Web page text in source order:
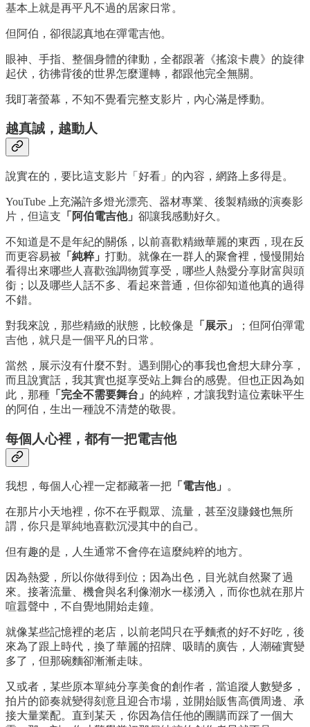
基本上就是再平凡不過的居家日常。
但阿伯，卻很認真地在彈電吉他。
眼神、手指、整個身體的律動，全都跟著《搖滾卡農》的旋律
起伏，彷彿背後的世界怎麼運轉，都跟他完全無關。
我盯著螢幕，不知不覺看完整支影片，內心滿是悸動。
越真誠，越動人
說實在的，要比這支影片「好看」的內容，網路上多得是。
YouTube 上充滿許多燈光漂亮、器材專業、後製精緻的演奏影
片，但這支 「阿伯電吉他」 卻讓我感動好久。
不知道是不是年紀的關係，以前喜歡精緻華麗的東西，現在反
而更容易被 「純粹」 打動。就像在一群人的聚會裡，慢慢開始
看得出來哪些人喜歡強調物質享受，哪些人熱愛分享財富與頭
銜；以及哪些人話不多、看起來普通，但你卻知道他真的過得
不錯。
對我來說，那些精緻的狀態，比較像是 「展示」
；但阿伯彈電
吉他，就只是一個平凡的日常。
當然，展示沒有什麼不對。遇到開心的事我也會想大肆分享，
而且說實話，我其實也挺享受站上舞台的感覺。但也正因為如
此，那種 「完全不需要舞台」 的純粹，才讓我對這位素昧平生
的阿伯，生出一種說不清楚的敬畏。
每個人心裡，都有一把電吉他
我想，每個人心裡一定都藏著一把 「電吉他」 。
在那片小天地裡，你不在乎觀眾、流量，甚至沒賺錢也無所
謂，你只是單純地喜歡沉浸其中的自己。
但有趣的是，人生通常不會停在這麼純粹的地方。
因為熱愛，所以你做得到位；因為出色，目光就自然聚了過
來。接著流量、機會與名利像潮水一樣湧入，而你也就在那片
喧囂聲中，不自覺地開始走鐘。
就像某些記憶裡的老店，以前老闆只在乎麵煮的好不好吃，後
來為了跟上時代，換了華麗的招牌、吸睛的廣告，人潮確實變
多了，但那碗麵卻漸漸走味。
又或者，某些原本單純分享美食的創作者，當追蹤人數變多，
拍片的節奏就變得刻意且迎合市場，並開始販售高價周邊、承
接大量業配。直到某天，你因為信任他的團購而踩了一個大